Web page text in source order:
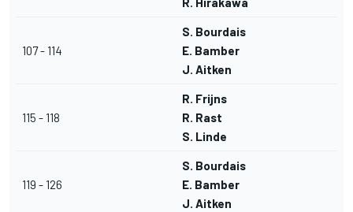
107 - 114
S. Bourdais
E. Bamber
J. Aitken
115 - 118
R. Frijns
R. Rast
S. Linde
119 - 126
S. Bourdais
E. Bamber
J. Aitken